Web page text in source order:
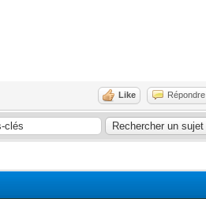
Like Répondre